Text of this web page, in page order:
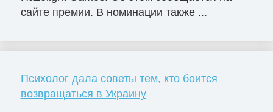
сайте премии. В номинации также ...
Психолог дала советы тем, кто боится
возвращаться в Украину